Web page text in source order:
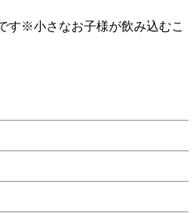
す※小さなお子様が飲み込むこ